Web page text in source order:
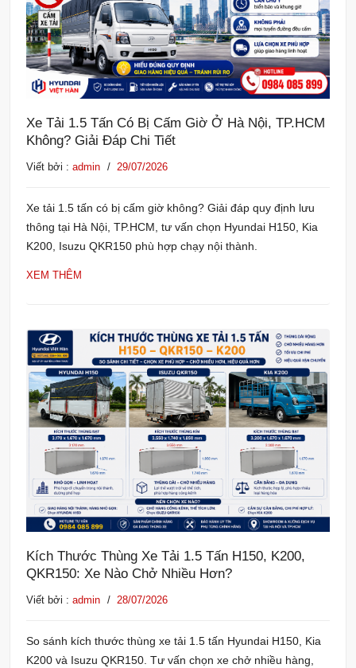
Xe Tải 1.5 Tấn Có Bị Cấm Giờ Ở Hà Nội, TP.HCM
Không? Giải Đáp Chi Tiết
Viết bởi : admin / 29/07/2026
Xe tải 1.5 tấn có bị cấm giờ không? Giải đáp quy định lưu
thông tại Hà Nội, TP.HCM, tư vấn chọn Hyundai H150, Kia
K200, Isuzu QKR150 phù hợp chạy nội thành.
XEM THÊM
Kích Thước Thùng Xe Tải 1.5 Tấn H150, K200,
QKR150: Xe Nào Chở Nhiều Hơn?
Viết bởi : admin / 28/07/2026
So sánh kích thước thùng xe tải 1.5 tấn Hyundai H150, Kia
K200 và Isuzu QKR150. Tư vấn chọn xe chở nhiều hàng,